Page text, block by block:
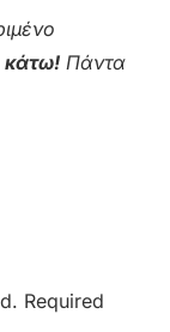
κάτω! Πάντα
Required